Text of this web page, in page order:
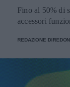
Fino al 50% di
accessori
REDAZIONE